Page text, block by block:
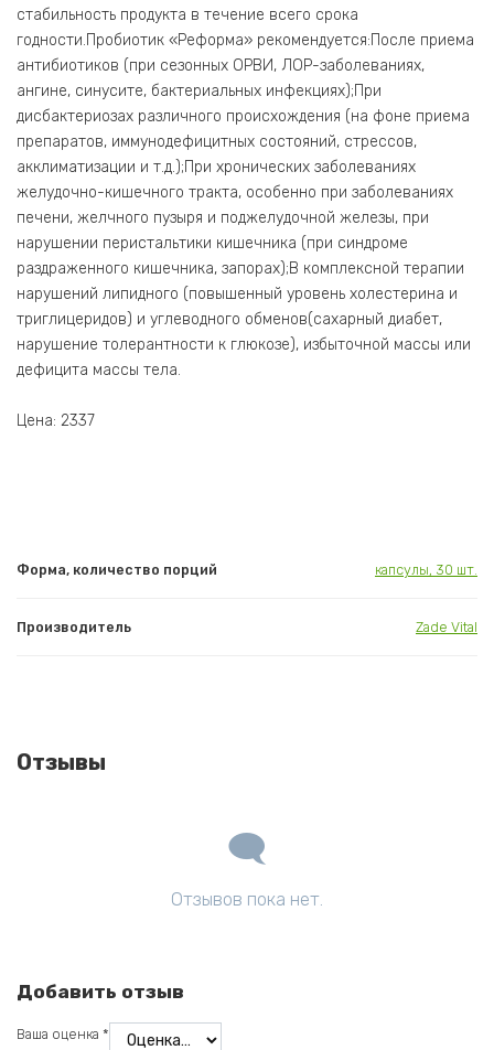
стабильность продукта в течение всего срока
годности.Пробиотик «Реформа» рекомендуется:После приема
антибиотиков (при сезонных ОРВИ, ЛОР-заболеваниях,
ангине, синусите, бактериальных инфекциях);При
дисбактериозах различного происхождения (на фоне приема
препаратов, иммунодефицитных состояний, стрессов,
акклиматизации и т.д.);При хронических заболеваниях
желудочно-кишечного тракта, особенно при заболеваниях
печени, желчного пузыря и поджелудочной железы, при
нарушении перистальтики кишечника (при синдроме
раздраженного кишечника, запорах);В комплексной терапии
нарушений липидного (повышенный уровень холестерина и
триглицеридов) и углеводного обменов(сахарный диабет,
нарушение толерантности к глюкозе), избыточной массы или
дефицита массы тела.
Цена: 2337
Форма, количество порций капсулы, 30 шт.
Производитель Zade Vital
Отзывы
Отзывов пока нет.
Добавить отзыв
Ваша оценка *